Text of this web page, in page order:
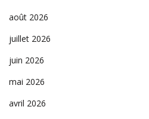
août 2026
juillet 2026
juin 2026
mai 2026
avril 2026